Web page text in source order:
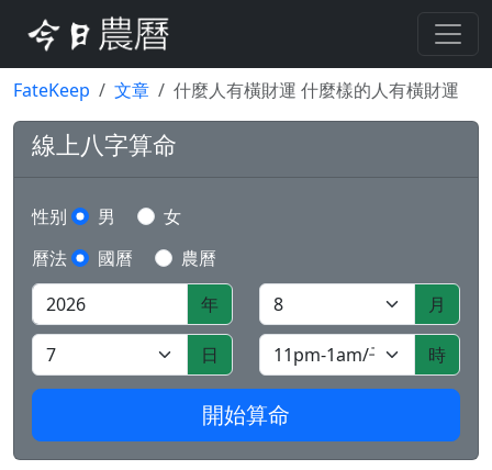
FateKeep 文章 什麼人有橫財運 什麼樣的人有橫財運
線上八字算命
性别 男
女
曆法
國曆
農曆
年
月
日 時
開始算命